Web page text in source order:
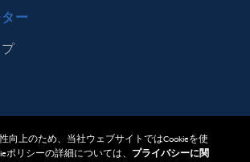
向上のため、当社ウェブサイトではCookieを使
ポリシーの詳細については、 プライバシーに関
ー